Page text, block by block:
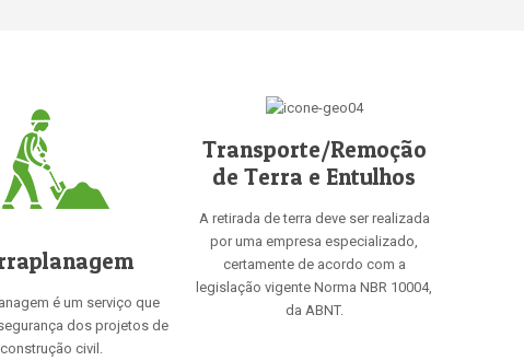
é um serviço que
dos projetos de
construção civil.
Transporte/Remoção
de Terra e Entulhos
A retirada de terra deve ser realizada
por uma empresa especializado,
certamente de acordo com a
legislação vigente Norma NBR 10004,
da ABNT.